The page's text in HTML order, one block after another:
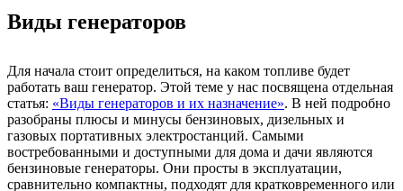
Виды генераторов
Для начала стоит определиться, на каком топливе будет
работать ваш генератор. Этой теме у нас посвящена отдельная
статья: «Виды генераторов и их назначение». В ней подробно
разобраны плюсы и минусы бензиновых, дизельных и
газовых портативных электростанций. Самыми
востребованными и доступными для дома и дачи являются
бензиновые генераторы. Они просты в эксплуатации,
сравнительно компактны, подходят для кратковременного или